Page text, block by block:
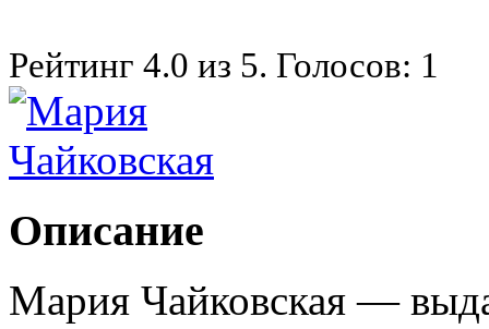
Рейтинг 4.0 из 5. Голосов: 1
Описание
Мария Чайковская —